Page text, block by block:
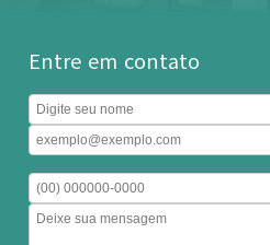
Entre em contato